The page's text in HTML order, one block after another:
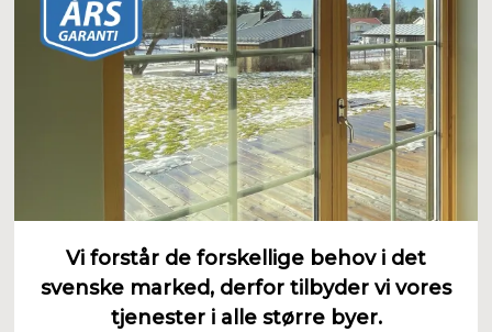
Vi forstår de forskellige behov i det
svenske marked, derfor tilbyder vi vores
tjenester i alle større byer.